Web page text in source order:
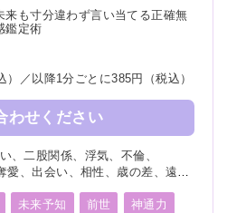
来も寸分違わず言い当てる正確無
鑑定術
）／以降1分ごとに385円（税込）
わせください
、二股関係、浮気、不倫、
愛、出会い、相性、歳の差、遠距
職、天職、適職、仕事、転職、経
未来予知 前世 神通力